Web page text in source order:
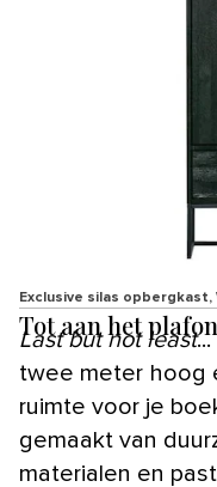
Exclusive silas opbergkast,
Tot aan het
Last but not least
twee meter hoog
ruimte voor je
gemaakt van
materialen en